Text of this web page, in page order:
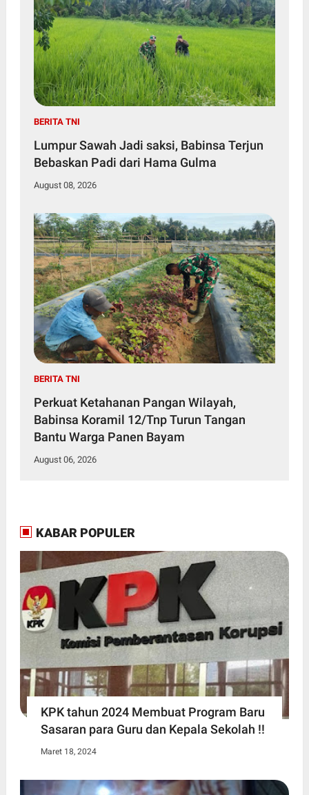
BERITA TNI
Lumpur Sawah Jadi saksi, Babinsa Terjun
Bebaskan Padi dari Hama Gulma
August 08, 2026
BERITA TNI
Perkuat Ketahanan Pangan Wilayah,
Babinsa Koramil 12/Tnp Turun Tangan
Bantu Warga Panen Bayam
August 06, 2026
KABAR POPULER
KPK tahun 2024 Membuat Program Baru
Sasaran para Guru dan Kepala Sekolah !!
Maret 18, 2024